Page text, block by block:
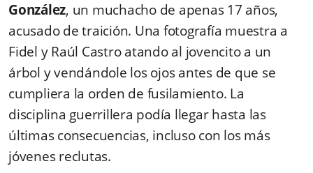
González, un muchacho de apenas 17 años,
acusado de traición. Una fotografía muestra a
Fidel y Raúl Castro atando al jovencito a un
árbol y vendándole los ojos antes de que se
cumpliera la orden de fusilamiento. La
disciplina guerrillera podía llegar hasta las
últimas consecuencias, incluso con los más
jóvenes reclutas.